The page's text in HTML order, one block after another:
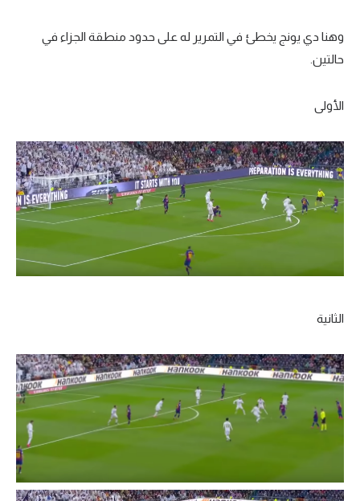
وهنا دي يونج يخطئ في التمرير له على حدود منطقة الجزاء في
حالتين.
الأولى
الثانية